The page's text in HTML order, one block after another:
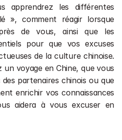
apprendrez les différentes
», comment réagir lorsque
de vous, ainsi que les
pour que vos excuses
de la culture chinoise.
un voyage en Chine, que vous
partenaires chinois ou que
enrichir vos connaissances
aidera à vous excuser en